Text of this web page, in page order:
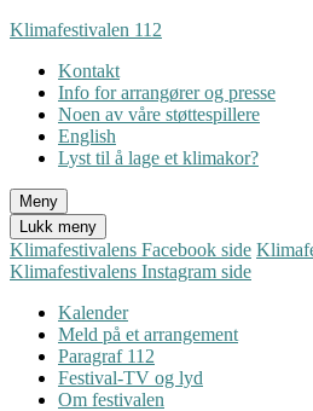
Gå
innhold
Klimafestivalen 112
Kontakt
Info for arrangører og presse
Noen av våre støttespillere
English
Lyst til å lage et klimakor?
Meny
Lukk meny
Klimafestivalens Facebook side
Klimafestivalens Instagram side
Kalender
Meld på et arrangement
Paragraf 112
Festival-TV og lyd
Om festivalen